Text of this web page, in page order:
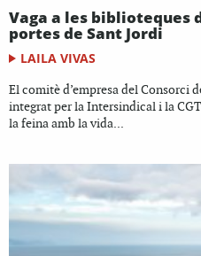
Vaga a les biblioteques
portes de Sant Jordi
LAILA VIVAS
El comitè d’empresa del Consorci
integrat per la Intersindical i la
la feina amb la vida...